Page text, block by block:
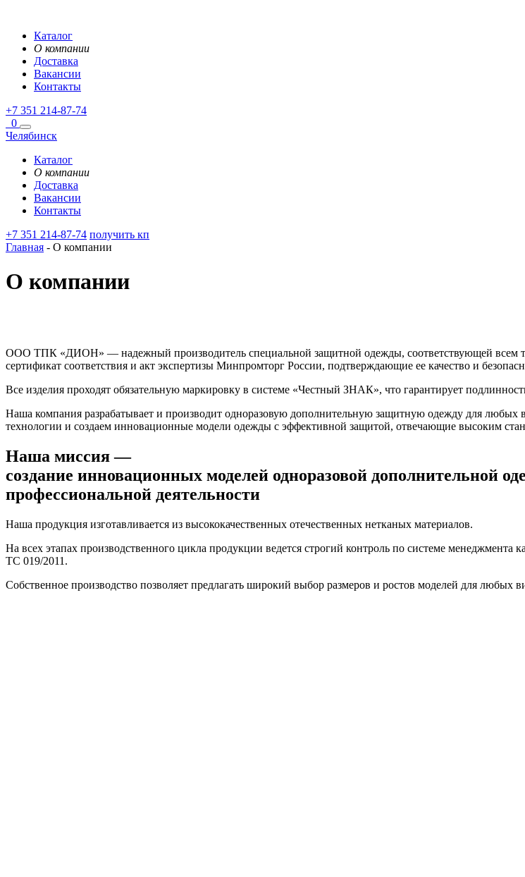
Каталог
О компании
Доставка
Вакансии
Контакты
+7 351 214-87-74
0
Челябинск
Каталог
О компании
Доставка
Вакансии
Контакты
+7 351 214-87-74 получить кп
Главная - О компании
О компании
ООО ТПК «ДИОН» — надежный производитель специальной защитной одежды, соответствующей всем
сертификат соответствия и акт экспертизы Минпромторг России, подтверждающие ее качество и
Все изделия проходят обязательную маркировку в системе «Честный ЗНАК», что гарантирует
Наша компания разрабатывает и производит одноразовую дополнительную защитную одежду для
технологии и создаем инновационные модели одежды с эффективной защитой, отвечающие высоким
Наша миссия —
создание инновационных моделей одноразовой дополнительной
профессиональной деятельности
Наша продукция изготавливается из высококачественных отечественных нетканых материалов.
На всех этапах производственного цикла продукции ведется строгий контроль по системе
ТС 019/2011.
Собственное производство позволяет предлагать широкий выбор размеров и ростов моделей для любых